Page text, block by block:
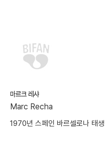
마르크 레샤
Marc Recha
1970년 스페인 바르셀로나 태생